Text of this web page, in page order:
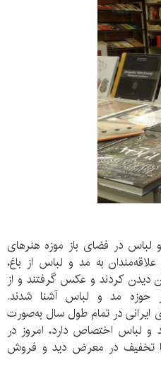
در فضای باز موزه هنرهای
به مد و لباس از باغ،
دیدن کردند و عکس گرفتند و از
حوزه مد و لباس آشنا شدند.
ایرانی در تمام طول سال به‌صورت
لباس اختصاص دارد، امروز در
با تخفیف در معرض دید و فروش